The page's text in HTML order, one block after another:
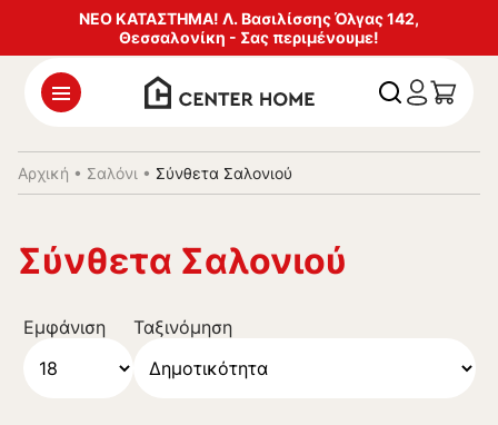
ΝΕΟ ΚΑΤΑΣΤΗΜΑ! Λ. Βασιλίσσης Όλγας 142,
Θεσσαλονίκη - Σας περιμένουμε!
Αρχική • Σαλόνι • Σύνθετα Σαλονιού
Σύνθετα Σαλονιού
Εμφάνιση Ταξινόμηση